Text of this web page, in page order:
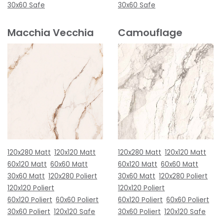
30x60 Safe
30x60 Safe
Macchia Vecchia
120x280 Matt 120x120 Matt
60x120 Matt 60x60 Matt
30x60 Matt 120x280 Poliert
120x120 Poliert
60x120 Poliert 60x60 Poliert
30x60 Poliert 120x120 Safe
Camouflage
120x280 Matt 120x120 Matt
60x120 Matt 60x60 Matt
30x60 Matt 120x280 Poliert
120x120 Poliert
60x120 Poliert 60x60 Poliert
30x60 Poliert 120x120 Safe